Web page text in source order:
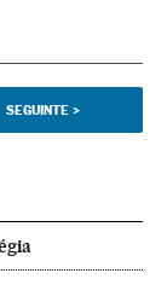
SEGUINTE >